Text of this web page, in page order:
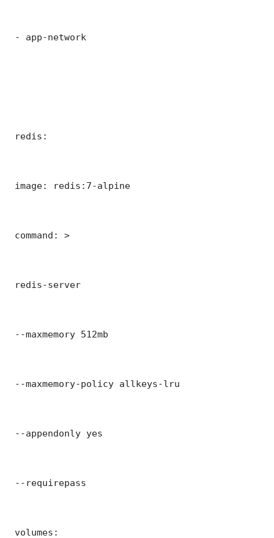
- app-network
redis:
image: redis:7-alpine
command: >
redis-server
--maxmemory 512mb
--maxmemory-policy allkeys-lru
--appendonly yes
--requirepass
volumes: